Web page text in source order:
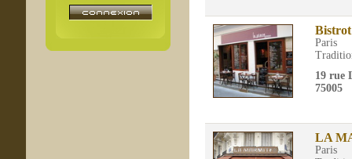
Paris
19 rue
75005
LA
Paris